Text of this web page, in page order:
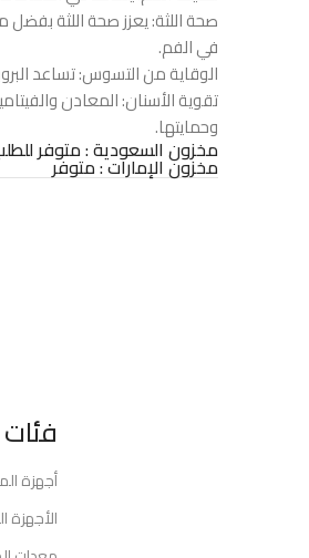
صحة اللثة: يعزز صحة اللثة بفضل
في الفم.
الوقاية من التسوس: تساعد
تقوية الأسنان: المعادن
وحمايتها.
مخزون السعودية : متوفر
مخزون الإمارات : متوفر
أجهزة
الأجهزة